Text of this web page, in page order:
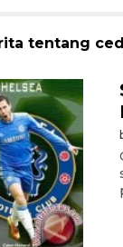
tentang